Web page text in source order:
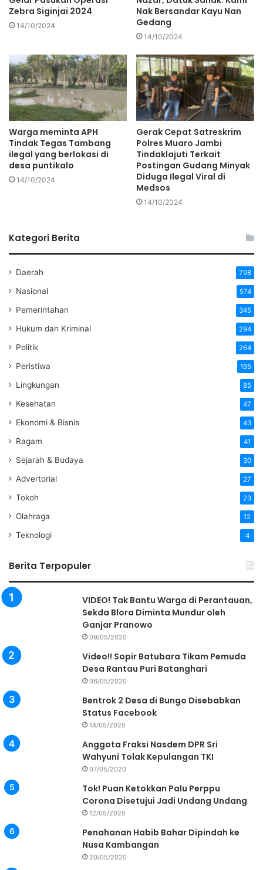
diantaranya pelaksanaan Rakernas di Pelambang Sumatera
Selatan.
Didampingi itu, Rakernas akan memutuskan Pedoman
Organisasi serta penetapan program unggulan PJS yang
akan jadi patron organisasi 5 tahun kedepan.
“PJS harus menjadi organsiasi profesional sebagaimana
visi PJS itu sendiri. Berbagai keputusan dilakukan melalui
mekanisme yang benar dan terukur,” ungkap Sekjen DPP
PJS, Taswin Hasbullah saat menutup rangkaian Rapimnas
di Torosiaje.*[]
Sumber : Tim PJS
Zebra Siginjai 2024
14/10/2024
Nak Bersandar Kayu Nan
Gedang
14/10/2024
Warga meminta APH
Tindak Tegas Tambang
ilegal yang berlokasi di
desa puntikalo
14/10/2024
Gerak Cepat Satreskrim
Polres Muaro Jambi
Tindaklajuti Terkait
Postingan Gudang Minyak
Diduga Ilegal Viral di
Medsos
14/10/2024
Kategori Berita
Daerah 798
Nasional 574
Pemerintahan 345
Hukum dan Kriminal 294
Politik 264
Peristiwa 195
Lingkungan 85
Kesehatan 47
Ekonomi & Bisnis 43
Ragam 41
Sejarah & Budaya 30
Advertorial 27
Tokoh 23
Olahraga 12
Teknologi 4
Berita Terpopuler
VIDEO! Tak Bantu Warga di Perantauan,
Sekda Blora Diminta Mundur oleh
Ganjar Pranowo
09/05/2020
Video!! Sopir Batubara Tikam Pemuda
Desa Rantau Puri Batanghari
06/05/2020
Bentrok 2 Desa di Bungo Disebabkan
Status Facebook
14/05/2020
Anggota Fraksi Nasdem DPR Sri
Wahyuni Tolak Kepulangan TKI
07/05/2020
Tok! Puan Ketokkan Palu Perppu
Corona Disetujui Jadi Undang Undang
12/05/2020
Penahanan Habib Bahar Dipindah ke
Nusa Kambangan
20/05/2020